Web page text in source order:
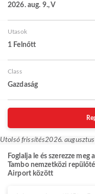
2026. aug. 9., V
Utasok
1 Felnőtt
Class
Gazdaság
Utolsó frissítés2026.
Foglalja le és szerezze
Tambo nemzetközi
Airport között